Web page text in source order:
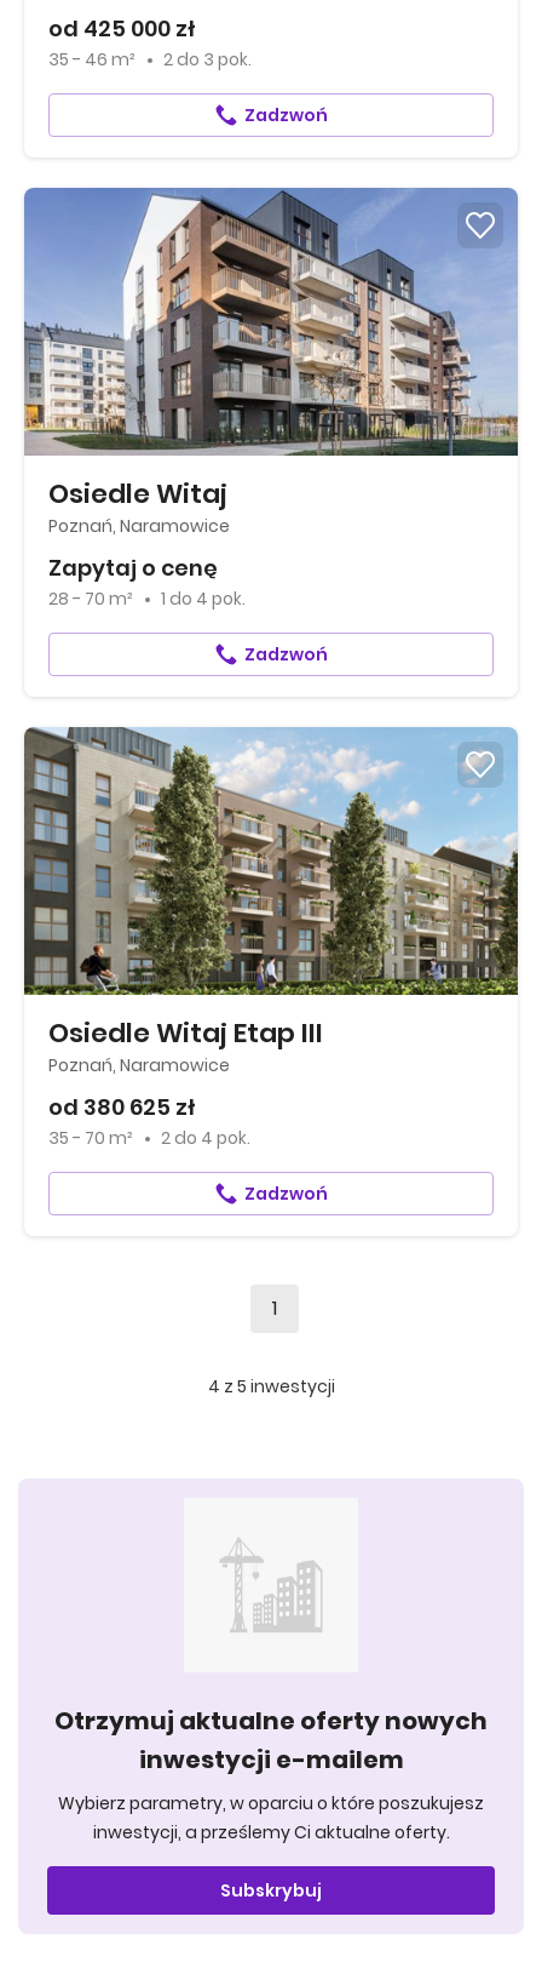
od 425 000 zł
35 - 46 m² 2 do 3 pok.
Zadzwoń
Osiedle Witaj
Poznań, Naramowice
Zapytaj o cenę
28 - 70 m² 1 do 4 pok.
Zadzwoń
Osiedle Witaj Etap III
Poznań, Naramowice
od 380 625 zł
35 - 70 m² 2 do 4 pok.
Zadzwoń
1
4 z 5 inwestycji
Otrzymuj aktualne oferty nowych
inwestycji e-mailem
Wybierz parametry, w oparciu o które poszukujesz
inwestycji, a prześlemy Ci aktualne oferty.
Subskrybuj